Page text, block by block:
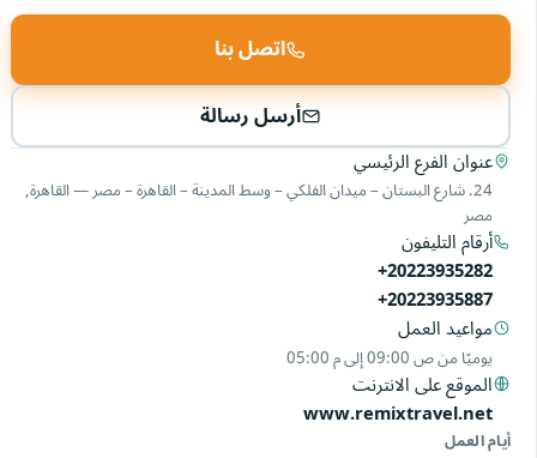
اتصل بنا
أرسل رسالة
عنوان الفرع الرئيسي
24. شارع البستان – ميدان الفلكي – وسط المدينة – القاهرة – مصر — القاهرة,
مصر
أرقام التليفون
+20223935282
+20223935887
مواعيد العمل
يوميًا من09:00 ص إلى05:00 م
الموقع على الانترنت
www.remixtravel.net
أيام العمل